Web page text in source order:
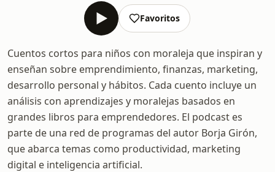
Favoritos
Cuentos cortos para niños con moraleja que inspiran y
enseñan sobre emprendimiento, finanzas, marketing,
desarrollo personal y hábitos. Cada cuento incluye un
análisis con aprendizajes y moralejas basados en
grandes libros para emprendedores. El podcast es
parte de una red de programas del autor Borja Girón,
que abarca temas como productividad, marketing
digital e inteligencia artificial.